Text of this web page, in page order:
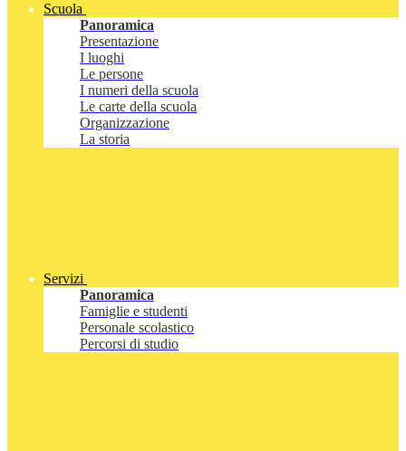
Scuola
Panoramica
Presentazione
I luoghi
Le persone
I numeri della scuola
Le carte della scuola
Organizzazione
La storia
Servizi
Panoramica
Famiglie e studenti
Personale scolastico
Percorsi di studio